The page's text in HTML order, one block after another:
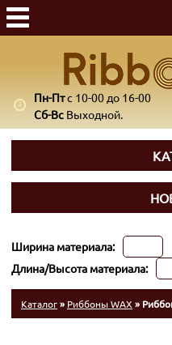
Пн-Птс 10-00 до 16-00
Сб-Вс Выходной.
Ширина материала:
Длина/Высота материала:
Каталог» Риббоны WAX »